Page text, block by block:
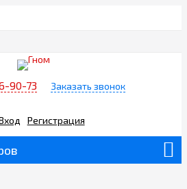
90-73 Заказать звонок
Регистрация